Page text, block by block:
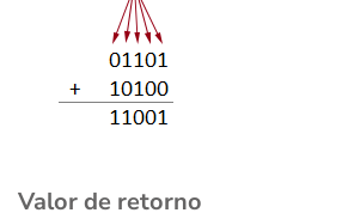
Valor de retorno